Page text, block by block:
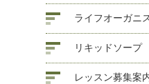
ライフオーガニ
リキッドソープ
レッスン募集案